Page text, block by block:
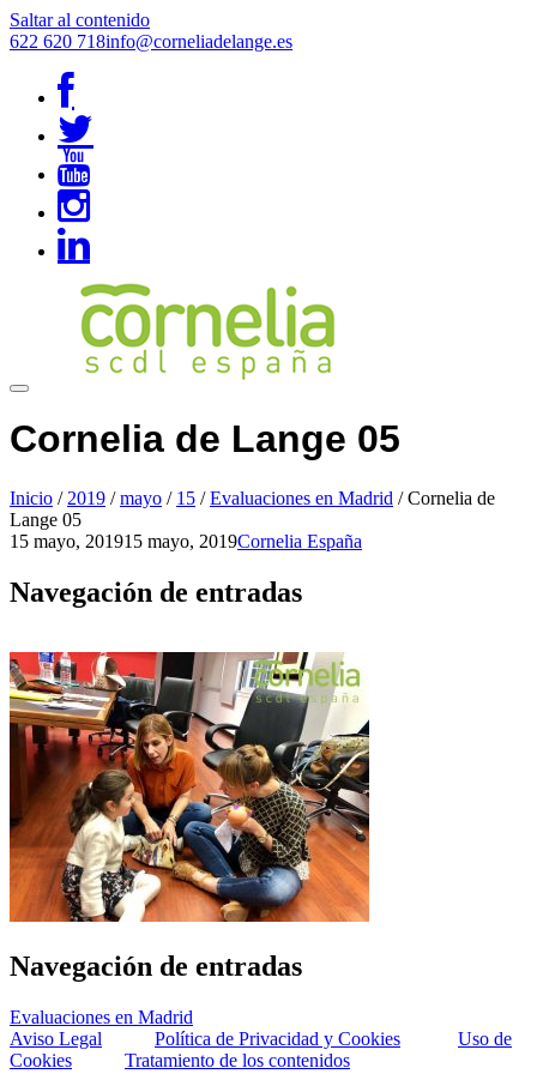
Saltar al contenido
622 620 718info@corneliadelange.es
Cornelia de Lange 05
Inicio / 2019 / mayo / 15 / Evaluaciones en Madrid / Cornelia de
Lange 05
15 mayo, 201915 mayo, 2019Cornelia España
Navegación de entradas
Navegación de entradas
Evaluaciones en Madrid
Aviso Legal
Política de Privacidad y Cookies
Uso de
Cookies
Tratamiento de los contenidos